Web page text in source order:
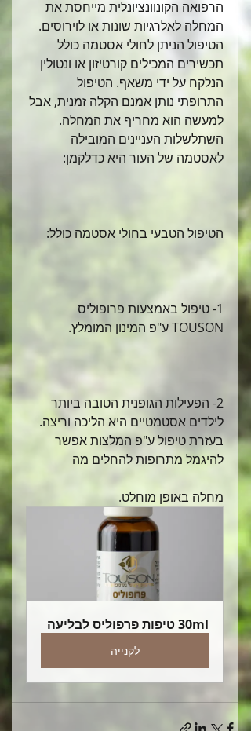
הרפואה הקונוונציונלית מייחסת את
המחלה לאלרגיות שונות או לוירוסים.
הטיפול הניתן לחולי אסטמה כולל
תכשירים המכילים קורטיזון או ונטולין
הנלקח על ידי משאף. הטיפול
התרופתי נותן אמנם הקלה זמנית, אבל
למעשה הוא מחריף את המחלה.
השתלשלות העניינים המובילה
לאסטמה של העור היא כדלקמן:
הטיפול הטבעי בחולי אסטמה כולל:
1- טיפול באמצעות פרופוליס
TOUSON ע"פ המינון המומלץ.
2- הפעילות הגופנית הטובה ביותר
לילדים אסטמטיים היא הליכה וריצה.
בעזרת טיפול ע"פ המלצות אפשר
להיגמל מתרופות להחלים מה
מחלה באופן מוחלט.
30ml טיפות פרפוליס לבליעה
לקנייה